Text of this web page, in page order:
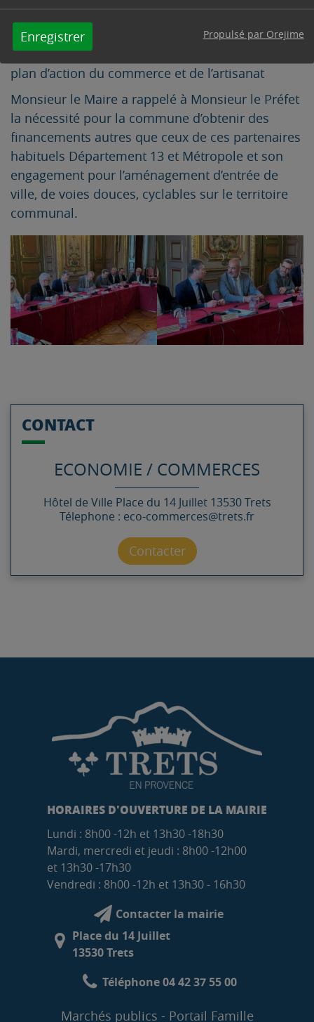
Enregistrer Propulsé par Orejime
Avec la lutte contre la vacance des locaux
commerciaux, ou encore la mise ne place d’un
plan d’action du commerce et de l’artisanat
Monsieur le Maire a rappelé à Monsieur le Préfet
la nécessité pour la commune d’obtenir des
financements autres que ceux de ces partenaires
habituels Département 13 et Métropole et son
engagement pour l’aménagement d’entrée de
ville, de voies douces, cyclables sur le territoire
communal.
CONTACT
ECONOMIE / COMMERCES
Hôtel de Ville Place du 14 Juillet 13530 Trets
Télephone : eco-commerces@trets.fr
Contacter par mail
Contacter
HORAIRES D'OUVERTURE DE LA MAIRIE
Lundi : 8h00 -12h et 13h30 -18h30
Mardi, mercredi et jeudi : 8h00 -12h00
et 13h30 -17h30
Vendredi : 8h00 -12h et 13h30 - 16h30
Contacter la mairie
Place du 14 Juillet
13530 Trets
Téléphone 04 42 37 55 00
Marchés publics Portail Famille